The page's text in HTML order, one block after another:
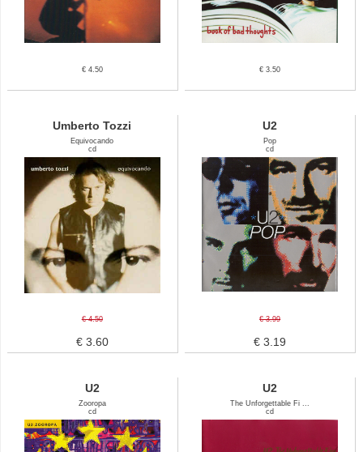
€ 4.50 € 3.50
Umberto Tozzi
Equivocando
cd
€ 4.50
€ 3.60
U2
Pop
cd
€ 3.99
€ 3.19
U2
Zooropa
cd
U2
The Unforgettable Fi ...
cd